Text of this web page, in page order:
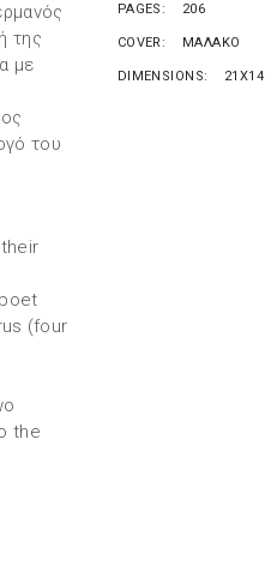
της
με
του
(four
the
PAGES 206
COVER ΜΑΛΑΚΟ
DIMENSIONS 21X14